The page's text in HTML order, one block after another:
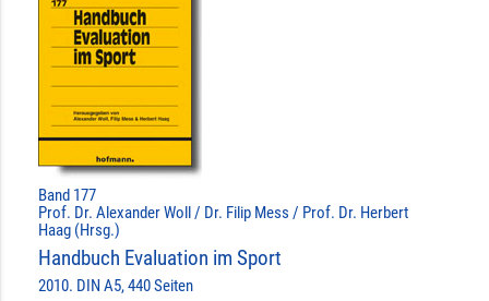
Band 177
Prof. Dr. Alexander Woll / Dr. Filip Mess / Prof. Dr. Herbert
Haag (Hrsg.)
Handbuch Evaluation im Sport
2010. DIN A5, 440 Seiten